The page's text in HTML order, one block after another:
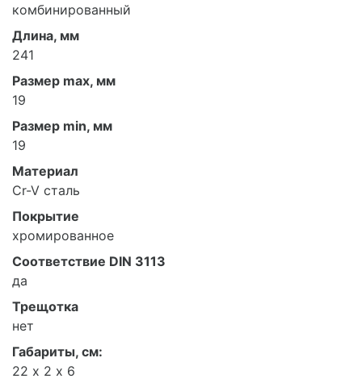
комбинированный
Длина, мм
241
Размер max, мм
19
Размер min, мм
19
Материал
Cr-V сталь
Покрытие
хромированное
Соответствие DIN 3113
да
Трещотка
нет
Габариты, см:
22 х 2 х 6